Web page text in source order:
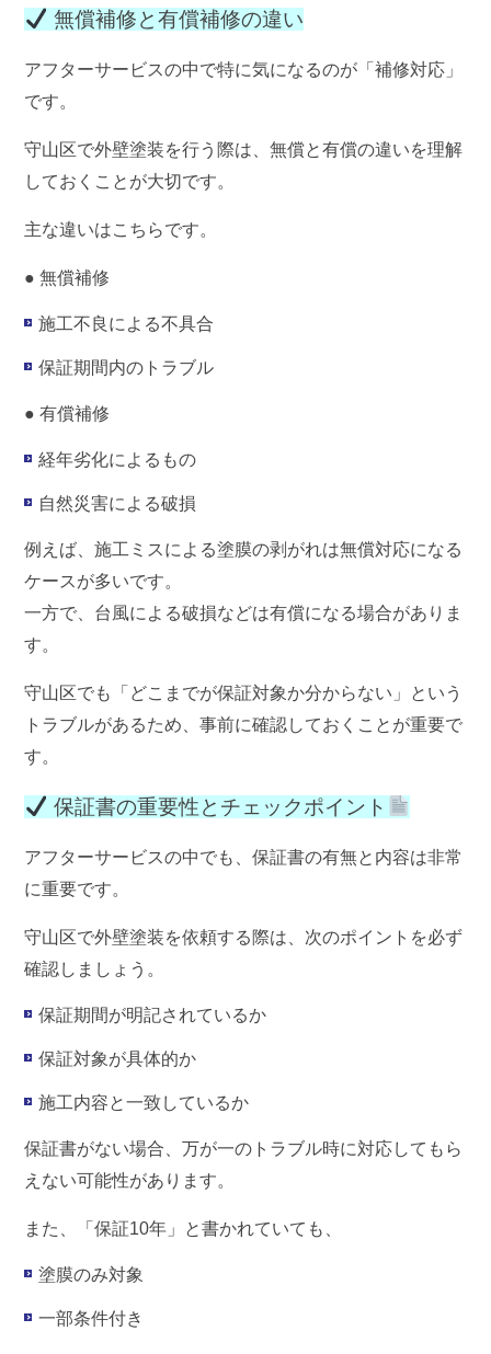
無償補修と有償補修の違い
アフターサービスの中で特に気になるのが「補修対応」
です。
守山区で外壁塗装を行う際は、無償と有償の違いを理解
しておくことが大切です。
主な違いはこちらです。
● 無償補修
施工不良による不具合
保証期間内のトラブル
● 有償補修
経年劣化によるもの
自然災害による破損
例えば、施工ミスによる塗膜の剥がれは無償対応になる
ケースが多いです。
一方で、台風による破損などは有償になる場合がありま
す。
守山区でも「どこまでが保証対象か分からない」という
トラブルがあるため、事前に確認しておくことが重要で
す。
保証書の重要性とチェックポイント
アフターサービスの中でも、保証書の有無と内容は非常
に重要です。
守山区で外壁塗装を依頼する際は、次のポイントを必ず
確認しましょう。
保証期間が明記されているか
保証対象が具体的か
施工内容と一致しているか
保証書がない場合、万が一のトラブル時に対応してもら
えない可能性があります。
また、「保証10年」と書かれていても、
塗膜のみ対象
一部条件付き